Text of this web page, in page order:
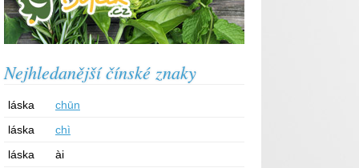
Nejhledanější čínské znaky
láska
chūn
láska
chì
láska
ài